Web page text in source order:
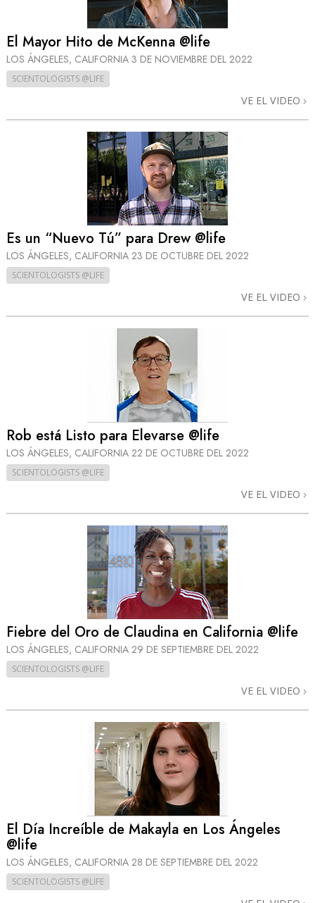
El Mayor Hito de McKenna @life
LOS ÁNGELES, CALIFORNIA 3 DE NOVIEMBRE DEL 2022
SCIENTOLOGISTS @LIFE
VE EL VIDEO
Es un “Nuevo Tú” para Drew @life
LOS ÁNGELES, CALIFORNIA 23 DE OCTUBRE DEL 2022
SCIENTOLOGISTS @LIFE
VE EL VIDEO
Rob está Listo para Elevarse @life
LOS ÁNGELES, CALIFORNIA 22 DE OCTUBRE DEL 2022
SCIENTOLOGISTS @LIFE
VE EL VIDEO
Fiebre del Oro de Claudina en California @life
LOS ÁNGELES, CALIFORNIA 29 DE SEPTIEMBRE DEL 2022
SCIENTOLOGISTS @LIFE
VE EL VIDEO
El Día Increíble de Makayla en Los Ángeles
@life
LOS ÁNGELES, CALIFORNIA 28 DE SEPTIEMBRE DEL 2022
SCIENTOLOGISTS @LIFE